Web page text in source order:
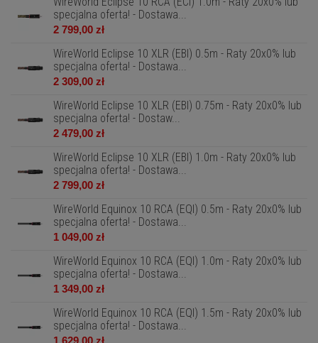
specjalna oferta! - Dostawa...
2 799,00 zł
WireWorld Eclipse 10 XLR (EBI) 0.5m - Raty 20x0% lub
specjalna oferta! - Dostawa...
2 309,00 zł
WireWorld Eclipse 10 XLR (EBI) 0.75m - Raty 20x0% lub
specjalna oferta! - Dostaw...
2 479,00 zł
WireWorld Eclipse 10 XLR (EBI) 1.0m - Raty 20x0% lub
specjalna oferta! - Dostawa...
2 799,00 zł
WireWorld Equinox 10 RCA (EQI) 0.5m - Raty 20x0% lub
specjalna oferta! - Dostawa...
1 049,00 zł
WireWorld Equinox 10 RCA (EQI) 1.0m - Raty 20x0% lub
specjalna oferta! - Dostawa...
1 349,00 zł
WireWorld Equinox 10 RCA (EQI) 1.5m - Raty 20x0% lub
specjalna oferta! - Dostawa...
1 629,00 zł